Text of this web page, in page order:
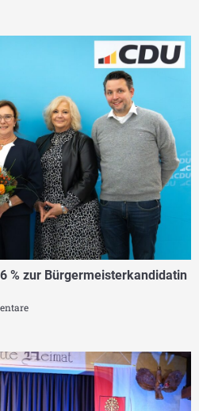
% zur Bürgermeisterkandidatin